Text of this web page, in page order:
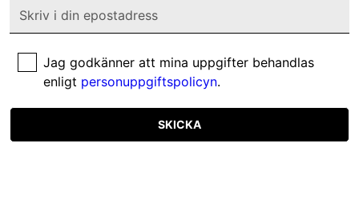
Jag godkänner att mina uppgifter behandlas
enligt personuppgiftspolicyn.
SKICKA